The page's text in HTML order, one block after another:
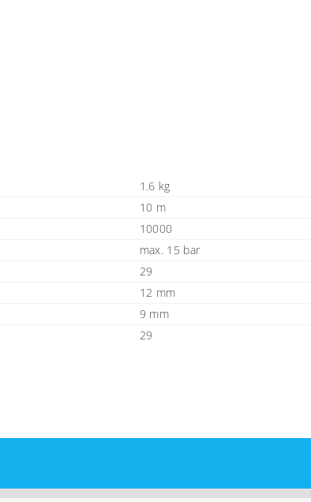
1.6 kg
10 m
10000
max. 15 bar
29
12 mm
9 mm
29